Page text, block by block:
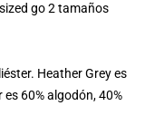
go 2 tamaños
Heather Grey es
60% algodón, 40%